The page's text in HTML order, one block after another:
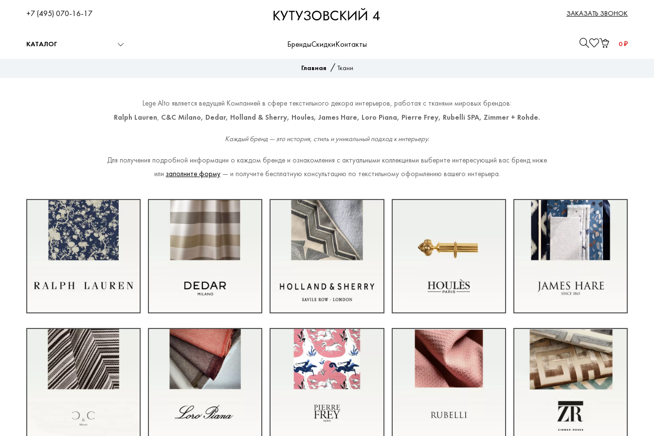
+7 (495) 070-16-17 ЗАКАЗАТЬ ЗВОНОК
КАТАЛОГ БрендыСкидки Контакты 0 ₽
Главная / Ткани
Lege Alto является ведущей Компанией в сфере текстильного декора интерьеров, работая с тканями мировых брендов:
Ralph Lauren, C&C Milano, Dedar, Holland & Sherry, Houles, James Hare, Loro Piana, Pierre Frey, Rubelli SPA, Zimmer + Rohde.
Каждый бренд — это история, стиль и уникальный подход к интерьеру.
Для получения подробной информации о каждом бренде и ознакомления с актуальными коллекциями выберите интересующий вас бренд ниже
или заполните форму— и получите бесплатную консультацию по текстильному оформлению вашего интерьера.